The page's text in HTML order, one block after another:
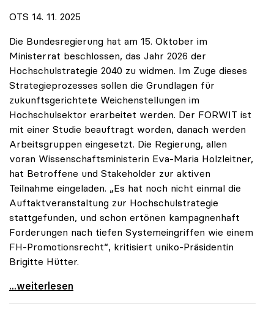
OTS 14. 11. 2025
Die Bundesregierung hat am 15. Oktober im
Ministerrat beschlossen, das Jahr 2026 der
Hochschulstrategie 2040 zu widmen. Im Zuge dieses
Strategieprozesses sollen die Grundlagen für
zukunftsgerichtete Weichenstellungen im
Hochschulsektor erarbeitet werden. Der FORWIT ist
mit einer Studie beauftragt worden, danach werden
Arbeitsgruppen eingesetzt. Die Regierung, allen
voran Wissenschaftsministerin Eva-Maria Holzleitner,
hat Betroffene und Stakeholder zur aktiven
Teilnahme eingeladen. „Es hat noch nicht einmal die
Auftaktveranstaltung zur Hochschulstrategie
stattgefunden, und schon ertönen kampagnenhaft
Forderungen nach tiefen Systemeingriffen wie einem
FH-Promotionsrecht“, kritisiert uniko-Präsidentin
Brigitte Hütter.
„Deplatzierte Kampagne“: uniko irritiert über
...weiterlesen